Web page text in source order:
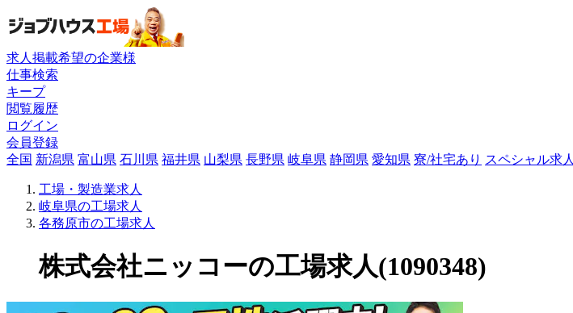
求人掲載希望の企業様
仕事検索
キープ
閲覧履歴
ログイン
会員登録
全国 新潟県 富山県 石川県 福井県 山梨県 長野県 岐阜県 静岡県 愛知県 寮/社宅あり スペシャル求人
工場・製造業求人
岐阜県の工場求人
各務原市の工場求人
株式会社ニッコーの工場求人(1090348)